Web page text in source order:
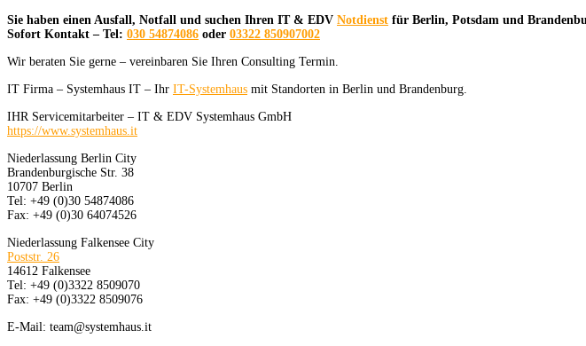
Sie haben einen Ausfall, Notfall und suchen Ihren IT & EDV Notdienst für Berlin, Potsdam und
Sofort Kontakt – Tel: 030 54874086 oder 03322 850907002
Wir beraten Sie gerne – vereinbaren Sie Ihren Consulting Termin.
IT Firma – Systemhaus IT – Ihr IT-Systemhaus mit Standorten in Berlin und Brandenburg.
IHR Servicemitarbeiter – IT & EDV Systemhaus GmbH
https://www.systemhaus.it
Niederlassung Berlin City
Brandenburgische Str. 38
10707 Berlin
Tel: +49 (0)30 54874086
Fax: +49 (0)30 64074526
Niederlassung Falkensee City
Poststr. 26
14612 Falkensee
Tel: +49 (0)3322 8509070
Fax: +49 (0)3322 8509076
E-Mail: team@systemhaus.it